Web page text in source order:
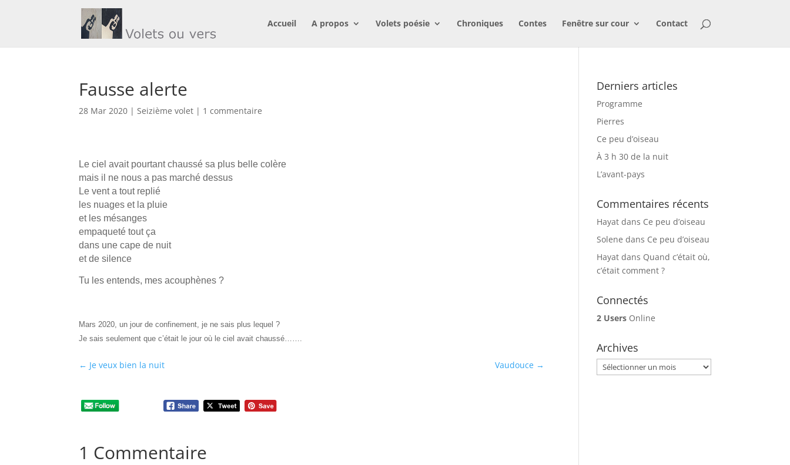
Accueil A propos Volets poésie Chroniques Contes Fenêtre sur cour Contact
Fausse alerte
28 Mar 2020 |Seizième volet | 1 commentaire
Le ciel avait pourtant chaussé sa plus belle colère
mais il ne nous a pas marché dessus
Le vent a tout replié
les nuages et la pluie
et les mésanges
empaqueté tout ça
dans une cape de nuit
et de silence
Tu les entends, mes acouphènes ?
Mars 2020, un jour de confinement, je ne sais plus lequel ?
Je sais seulement que c’était le jour où le ciel avait chaussé…….
← Je veux bien la nuit Vaudouce →
1 Commentaire
Derniers articles
Programme
Pierres
Ce peu d’oiseau
À 3 h 30 de la nuit
L’avant-pays
Commentaires récents
Hayat dans Ce peu d’oiseau
Solene dans Ce peu d’oiseau
Hayat dans Quand c’était où,
c’était comment ?
Connectés
2 Users Online
Archives
Archives